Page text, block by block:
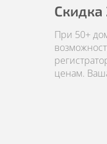
Скидка
При 50+
ценам.